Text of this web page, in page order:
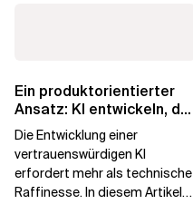
Ein produktorientierter
Ansatz: KI entwickeln, der
die Menschen vertrauen
Die Entwicklung einer
vertrauenswürdigen KI
erfordert mehr als technische
Raffinesse. In diesem Artikel